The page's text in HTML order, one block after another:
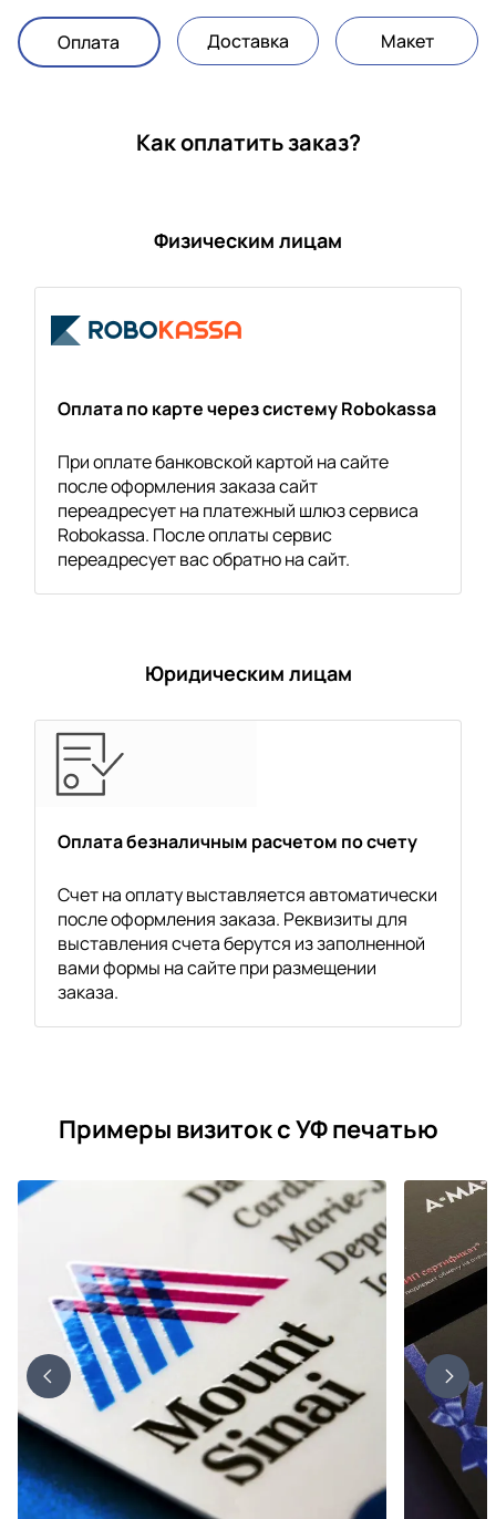
Оплата Доставка Макет
Как оплатить заказ?
Физическим лицам
Оплата по карте через систему Robokassa
При оплате банковской картой на сайте
после оформления заказа сайт
переадресует на платежный шлюз сервиса
Robokassa. После оплаты сервис
переадресует вас обратно на сайт.
Юридическим лицам
Оплата безналичным расчетом по счету
Счет на оплату выставляется автоматически
после оформления заказа. Реквизиты для
выставления счета берутся из заполненной
вами формы на сайте при размещении
заказа.
Примеры визиток с УФ печатью